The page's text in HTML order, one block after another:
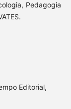
Pedagogia
Editorial,